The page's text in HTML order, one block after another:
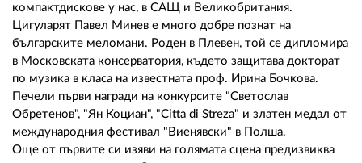
компактдискове у нас, в САЩ и Великобритания.
Цигуларят Павел Минев е много добре познат на
българските меломани. Роден в Плевен, той се дипломира
в Московската консерватория, където защитава докторат
по музика в класа на известната проф. Ирина Бочкова.
Печели първи награди на конкурсите "Светослав
Обретенов", "Ян Коциан", "Citta di Streza" и златен медал от
международния фестивал "Виенявски" в Полша.
Още от първите си изяви на голямата сцена предизвиква